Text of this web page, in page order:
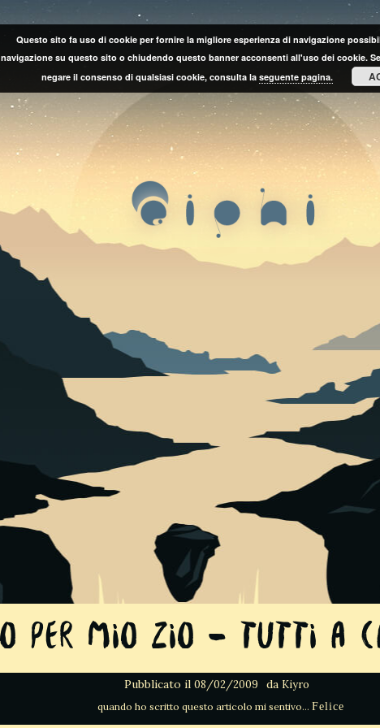
mio zio – Tutti a
Pubblicato il 08/02/2009 da Kiyro
Felice
Questo sito fa uso di cookie per fornire la migliore esperienza di navigazione
navigazione su questo sito o chiudendo questo banner acconsenti all'uso dei cookie.
negare il consenso di qualsiasi cookie, consulta la seguente pagina.